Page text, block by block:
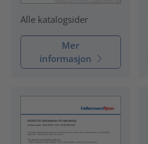
Alle katalogsider
Mer
informasjon